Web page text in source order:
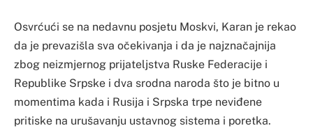
Osvrćući se na nedavnu posjetu Moskvi, Karan je rekao
da je prevazišla sva očekivanja i da je najznačajnija
zbog neizmjernog prijateljstva Ruske Federacije i
Republike Srpske i dva srodna naroda što je bitno u
momentima kada i Rusija i Srpska trpe neviđene
pritiske na urušavanju ustavnog sistema i poretka.